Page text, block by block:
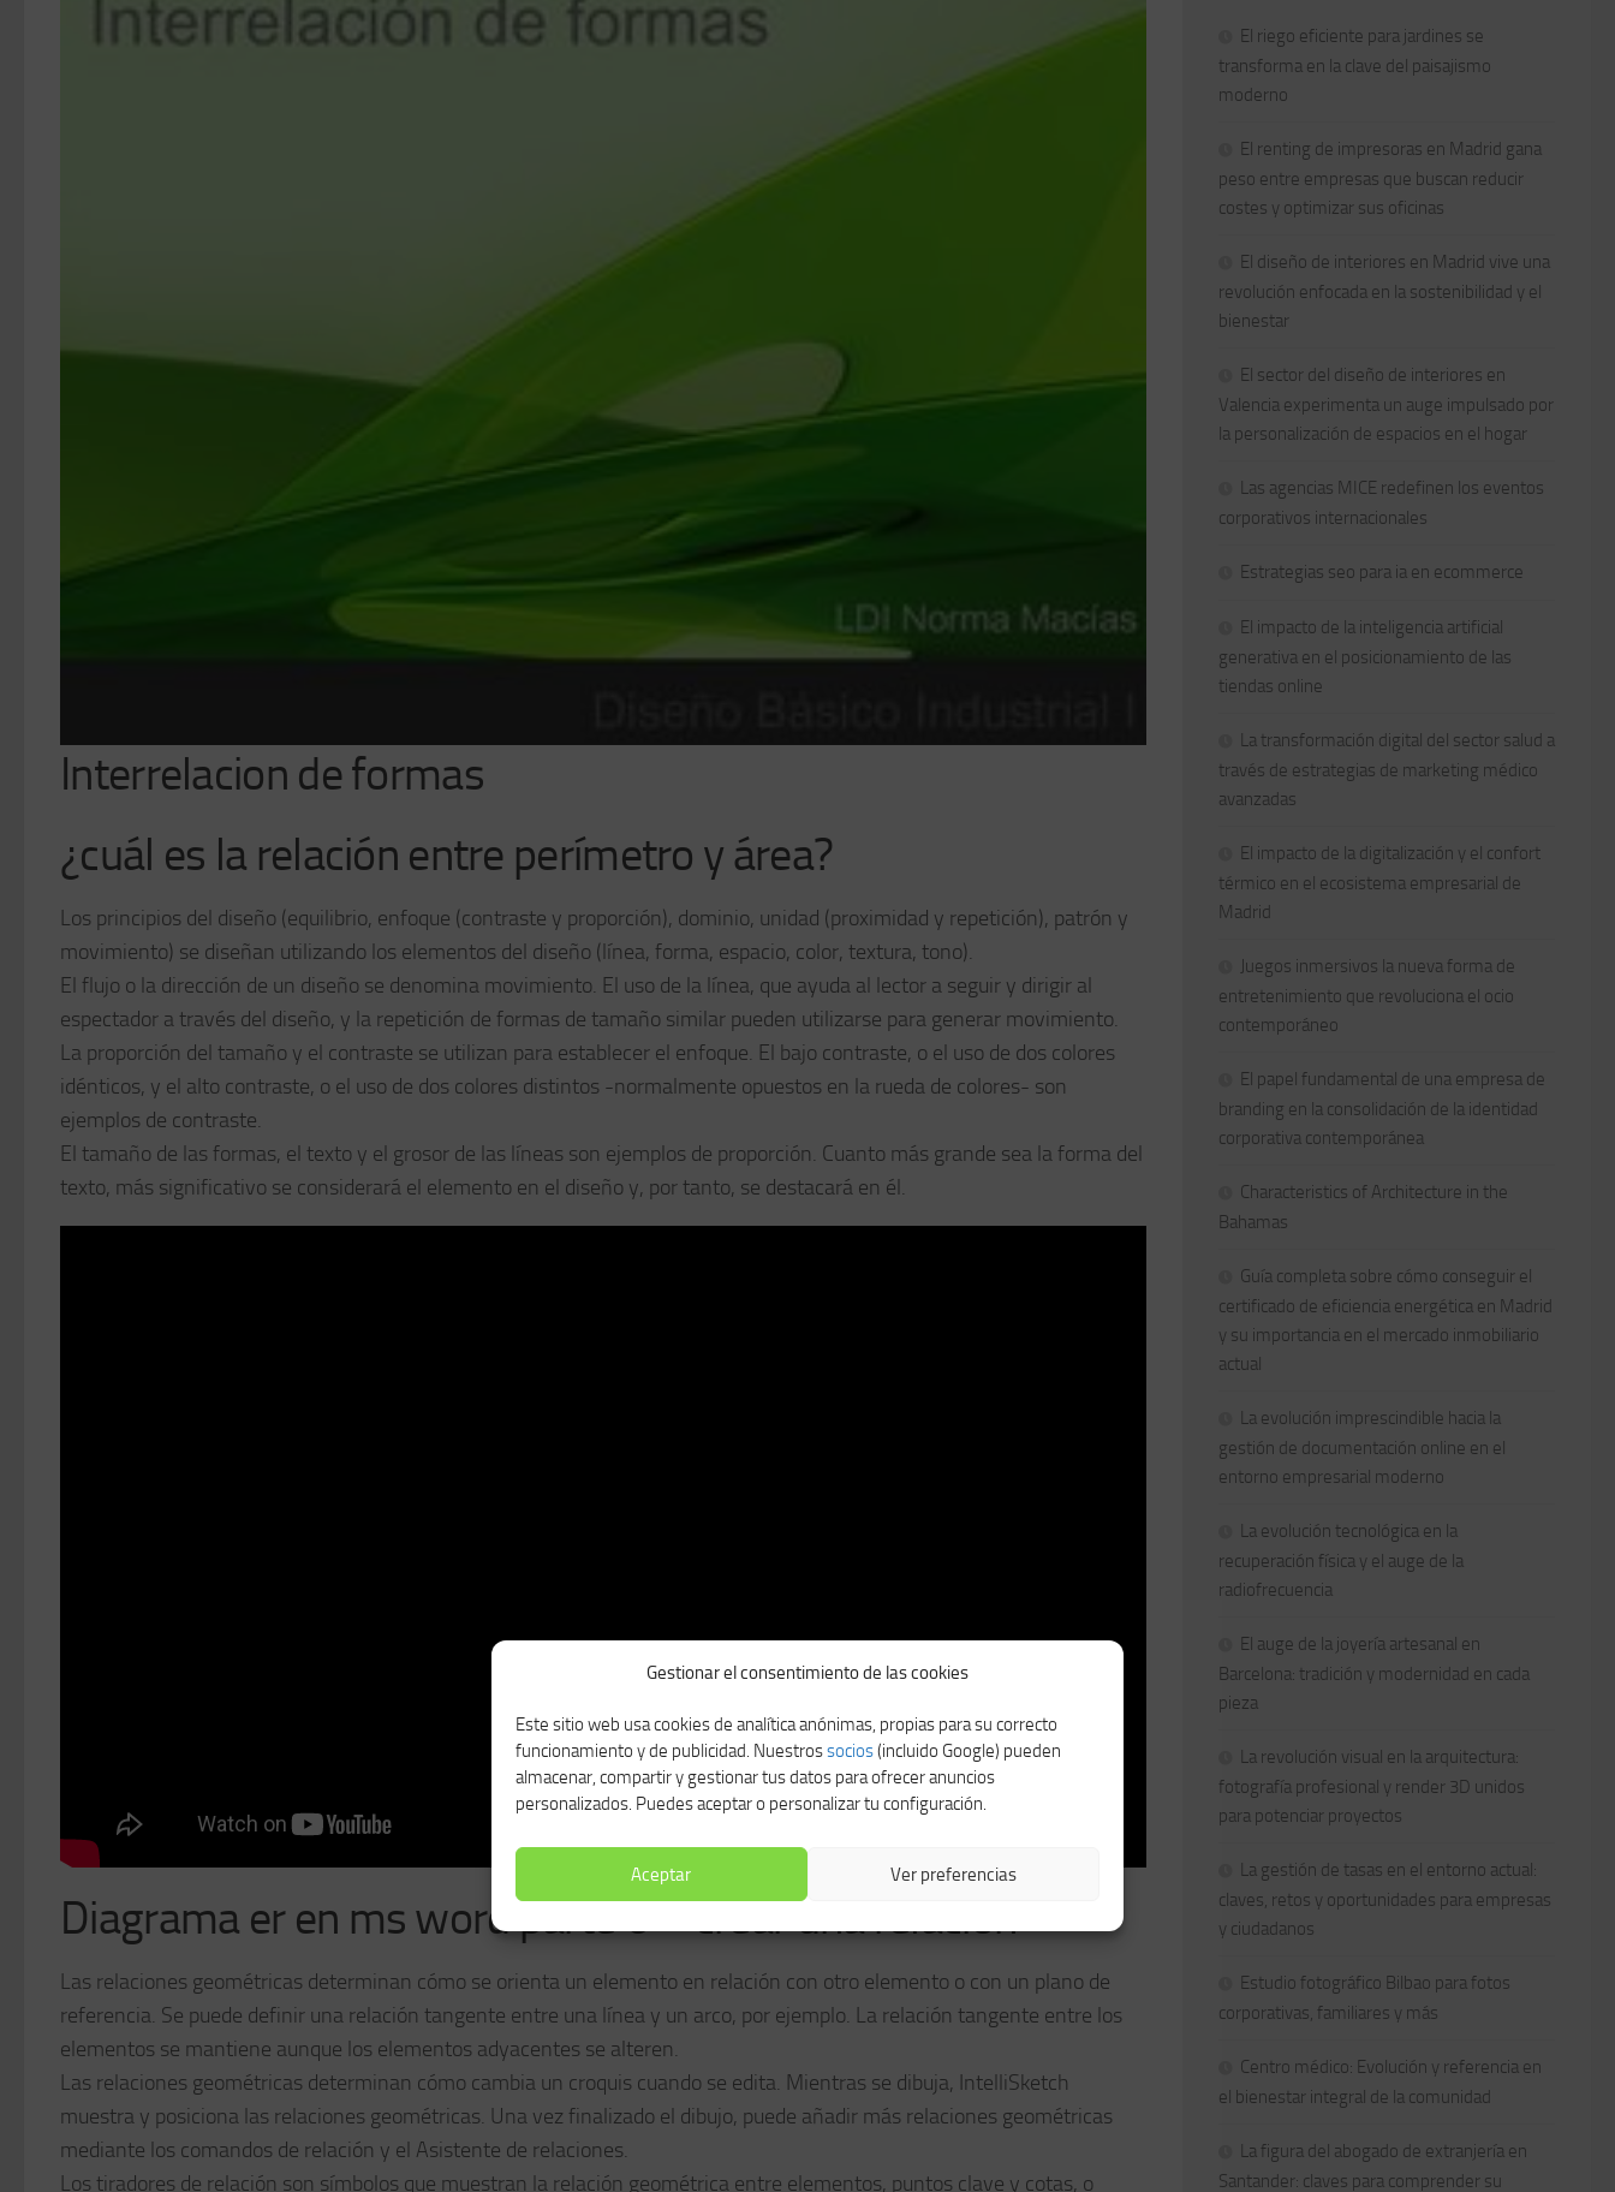
Gestionar el consentimiento de las cookies
Este sitio web usa cookies de analítica anónimas, propias para su correcto
funcionamiento y de publicidad. Nuestrossocios(incluido Google) pueden
almacenar, compartir y gestionar tus datos para ofrecer anuncios
personalizados. Puedes aceptar o personalizar tu configuración.
Aceptar Ver preferencias
Interrelacion de formas
¿cuál es la relación entre perímetro y área?
Los principios del diseño (equilibrio, enfoque (contraste y proporción), dominio, unidad (proximidad y repetición), patrón y
movimiento) se diseñan utilizando los elementos del diseño (línea, forma, espacio, color, textura, tono).
El flujo o la dirección de un diseño se denomina movimiento. El uso de la línea, que ayuda al lector a seguir y dirigir al
espectador a través del diseño, y la repetición de formas de tamaño similar pueden utilizarse para generar movimiento.
La proporción del tamaño y el contraste se utilizan para establecer el enfoque. El bajo contraste, o el uso de dos colores
idénticos, y el alto contraste, o el uso de dos colores distintos -normalmente opuestos en la rueda de colores- son
ejemplos de contraste.
El tamaño de las formas, el texto y el grosor de las líneas son ejemplos de proporción. Cuanto más grande sea la forma del
texto, más significativo se considerará el elemento en el diseño y, por tanto, se destacará en él.
Diagrama er en ms word parte 6 – crear una relación
Las relaciones geométricas determinan cómo se orienta un elemento en relación con otro elemento o con un plano de
referencia. Se puede definir una relación tangente entre una línea y un arco, por ejemplo. La relación tangente entre los
elementos se mantiene aunque los elementos adyacentes se alteren.
Las relaciones geométricas determinan cómo cambia un croquis cuando se edita. Mientras se dibuja, IntelliSketch
muestra y posiciona las relaciones geométricas. Una vez finalizado el dibujo, puede añadir más relaciones geométricas
mediante los comandos de relación y el Asistente de relaciones.
Los tiradores de relación son símbolos que muestran la relación geométrica entre elementos, puntos clave y cotas, o
El riego eficiente para jardines se
transforma en la clave del paisajismo
moderno
El renting de impresoras en Madrid gana
peso entre empresas que buscan reducir
costes y optimizar sus oficinas
El diseño de interiores en Madrid vive una
revolución enfocada en la sostenibilidad y el
bienestar
El sector del diseño de interiores en
Valencia experimenta un auge impulsado por
la personalización de espacios en el hogar
Las agencias MICE redefinen los eventos
corporativos internacionales
Estrategias seo para ia en ecommerce
El impacto de la inteligencia artificial
generativa en el posicionamiento de las
tiendas online
La transformación digital del sector salud a
través de estrategias de marketing médico
avanzadas
El impacto de la digitalización y el confort
térmico en el ecosistema empresarial de
Madrid
Juegos inmersivos la nueva forma de
entretenimiento que revoluciona el ocio
contemporáneo
El papel fundamental de una empresa de
branding en la consolidación de la identidad
corporativa contemporánea
Characteristics of Architecture in the
Bahamas
Guía completa sobre cómo conseguir el
certificado de eficiencia energética en Madrid
y su importancia en el mercado inmobiliario
actual
La evolución imprescindible hacia la
gestión de documentación online en el
entorno empresarial moderno
La evolución tecnológica en la
recuperación física y el auge de la
radiofrecuencia
El auge de la joyería artesanal en
Barcelona: tradición y modernidad en cada
pieza
La revolución visual en la arquitectura:
fotografía profesional y render 3D unidos
para potenciar proyectos
La gestión de tasas en el entorno actual:
claves, retos y oportunidades para empresas
y ciudadanos
Estudio fotográfico Bilbao para fotos
corporativas, familiares y más
Centro médico: Evolución y referencia en
el bienestar integral de la comunidad
La figura del abogado de extranjería en
Santander: claves para comprender su